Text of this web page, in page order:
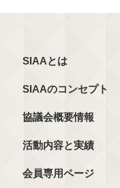
SIAAとは
SIAAのコンセプト
協議会概要情報
活動内容と実績
会員専用ページ